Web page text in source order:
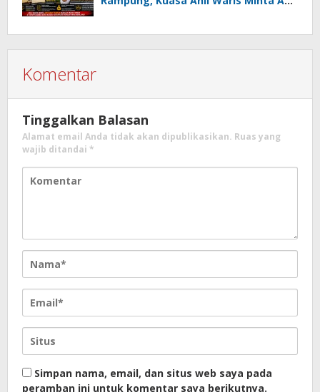
Komentar
Tinggalkan Balasan
Alamat email Anda tidak akan dipublikasikan. Ruas yang
wajib ditandai *
Simpan nama, email, dan situs web saya pada
peramban ini untuk komentar saya berikutnya.